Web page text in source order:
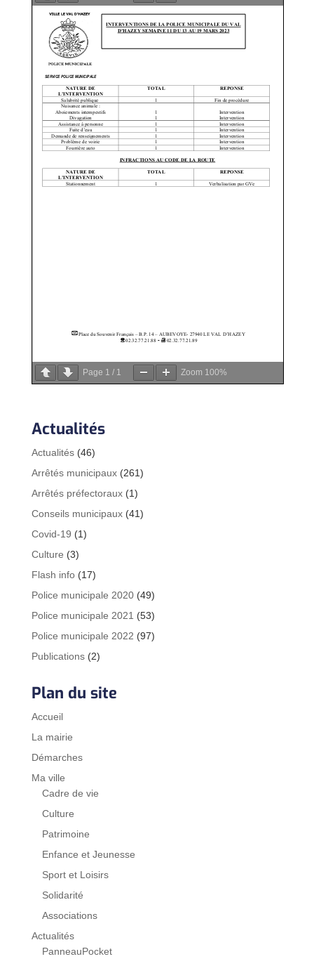
Page 1 / 1 Zoom 100%
Actualités
Actualités(46)
Arrêtés municipaux(261)
Arrêtés préfectoraux(1)
Conseils municipaux(41)
Covid-19 (1)
Culture (3)
Flash info(17)
Police municipale 2020(49)
Police municipale 2021 (53)
Police municipale 2022 (97)
Publications(2)
Plan du site
Accueil
La mairie
Démarches
Ma ville
Cadre de vie
Culture
Patrimoine
Enfance et Jeunesse
Sport et Loisirs
Solidarité
Associations
Actualités
PanneauPocket